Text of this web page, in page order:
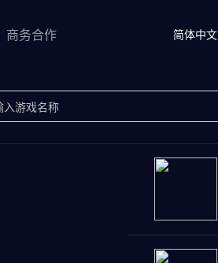
商务合作 简体中文